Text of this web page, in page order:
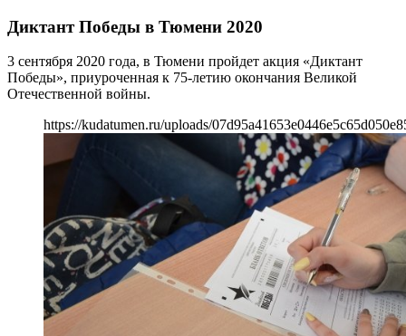
Диктант Победы в Тюмени 2020
3 сентября 2020 года, в Тюмени пройдет акция «Диктант
Победы», приуроченная к 75-летию окончания Великой
Отечественной войны.
https://kudatumen.ru/uploads/